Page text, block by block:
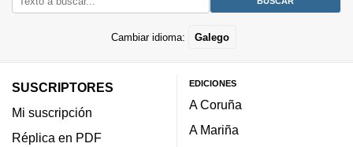
Cambiar idioma: Galego
SUSCRIPTORES
Mi suscripción
Réplica en PDF
EDICIONES
A Coruña
A Mariña